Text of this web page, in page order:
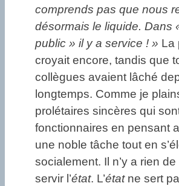
comprends pas que nous
désormais le liquide. Dans
public » il y a service ! » La
croyait encore, tandis que
collègues avaient lâché
longtemps. Comme je
prolétaires sincères qui
fonctionnaires en pensant
une noble tâche tout en
socialement. Il n’y a rien
servir l’état. L’étatne sert